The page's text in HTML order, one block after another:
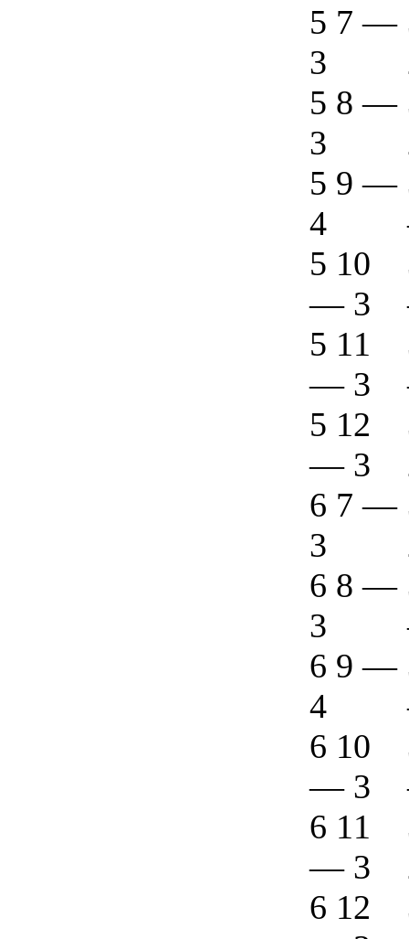
5 7 —
3
5 8 —
3
5 9 —
4
5 10
— 3
5 11
— 3
5 12
— 3
6 7 —
3
6 8 —
3
6 9 —
4
6 10
— 3
6 11
— 3
6 12